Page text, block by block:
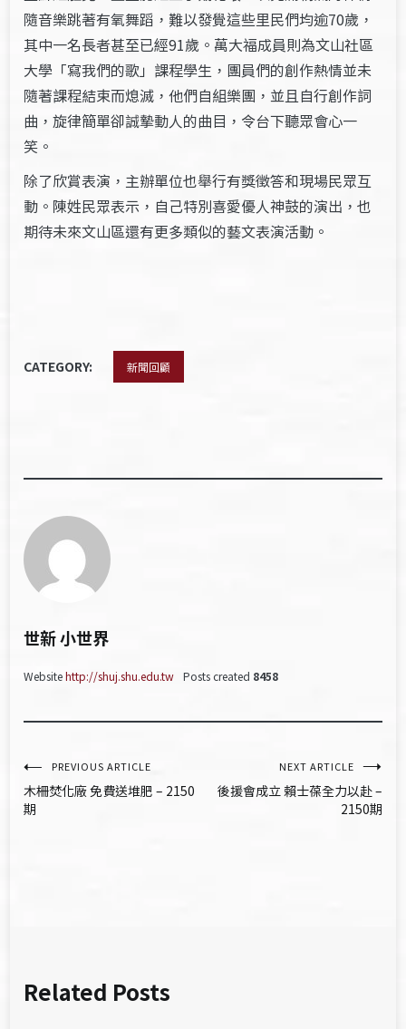
隨音樂跳著有氧舞蹈，難以發覺這些里民們均逾70歲，
其中一名長者甚至已經91歲。萬大福成員則為文山社區
大學「寫我們的歌」課程學生，團員們的創作熱情並未
隨著課程結束而熄滅，他們自組樂團，並且自行創作詞
曲，旋律簡單卻誠摯動人的曲目，令台下聽眾會心一
笑。
除了欣賞表演，主辦單位也舉行有獎徵答和現場民眾互
動。陳姓民眾表示，自己特別喜愛優人神鼓的演出，也
期待未來文山區還有更多類似的藝文表演活動。
CATEGORY: 新聞回顧
世新 小世界
Websitehttp://shuj.shu.edu.tw Posts created 8458
文
章
PREVIOUS ARTICLE
木柵焚化廠 免費送堆肥 – 2150
期
NEXT ARTICLE
後援會成立 賴士葆全力以赴 –
2150期
Related Posts